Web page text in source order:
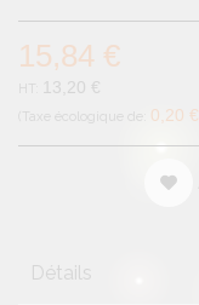
15,84 €
13,20 €
0,20 €
Détails